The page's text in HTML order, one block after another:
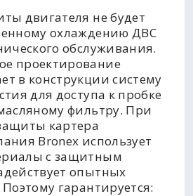
двигателя не будет
охлаждению ДВС
обслуживания.
проектирование
в конструкции систему
для доступа к пробке
фильтру. При
картера
Bronex использует
с защитным
опытных
гарантируется: